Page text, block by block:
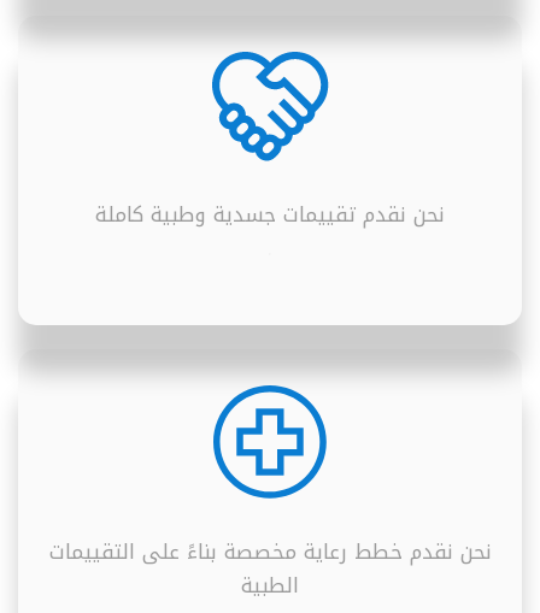
نحن نقدم تقييمات جسدية وطبية كاملة
نحن نقدم خطط رعاية مخصصة بناءً على التقييمات
الطبية